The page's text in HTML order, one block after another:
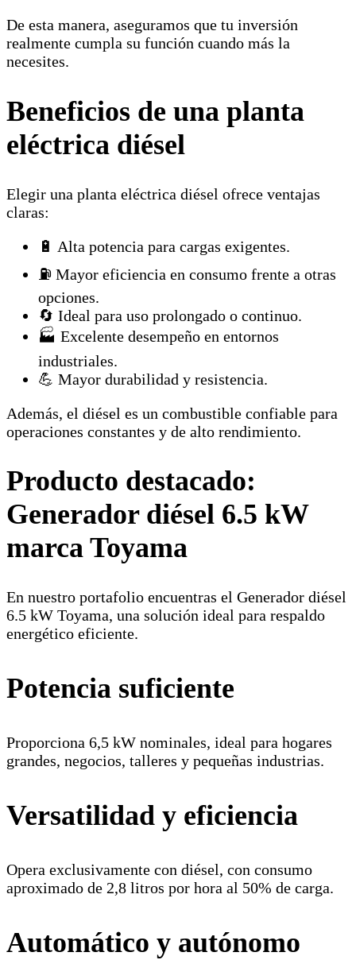
De esta manera, aseguramos que tu inversión
realmente cumpla su función cuando más la
necesites.
Beneficios de una planta
eléctrica diésel
Elegir una planta eléctrica diésel ofrece ventajas
claras:
🔋 Alta potencia para cargas exigentes.
⛽ Mayor eficiencia en consumo frente a otras
opciones.
🔄 Ideal para uso prolongado o continuo.
🏭 Excelente desempeño en entornos
industriales.
💪 Mayor durabilidad y resistencia.
Además, el diésel es un combustible confiable para
operaciones constantes y de alto rendimiento.
Producto destacado:
Generador diésel 6.5 kW
marca Toyama
En nuestro portafolio encuentras el Generador diésel
6.5 kW Toyama, una solución ideal para respaldo
energético eficiente.
Potencia suficiente
Proporciona 6,5 kW nominales, ideal para hogares
grandes, negocios, talleres y pequeñas industrias.
Versatilidad y eficiencia
Opera exclusivamente con diésel, con consumo
aproximado de 2,8 litros por hora al 50% de carga.
Automático y autónomo